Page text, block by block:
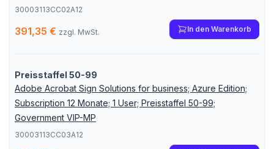
30003113CC02A12
391,35 € zzgl. MwSt. In den Warenkorb
Preisstaffel 50-99
Adobe Acrobat Sign Solutions for business; Azure Edition;
Subscription 12 Monate; 1 User; Preisstaffel 50-99;
Government VIP-MP
30003113CC03A12